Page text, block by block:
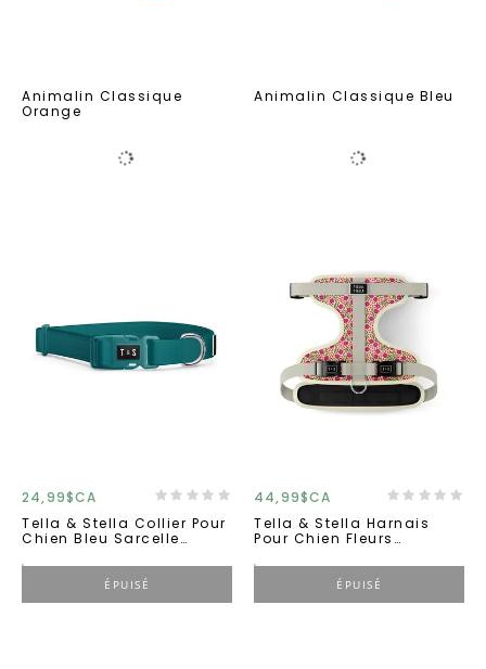
Animalin Classique
Orange
Animalin Classique Bleu
24,99$CA
Tella & Stella Collier Pour
Chien Bleu Sarcelle
ÉPUISÉ
44,99$CA
Tella & Stella Harnais
Pour Chien Fleurs
ÉPUISÉ